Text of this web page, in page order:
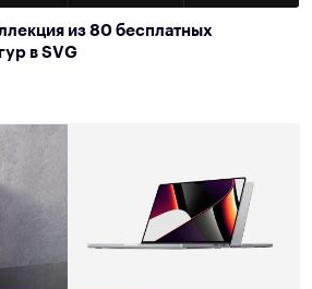
из 80 бесплатных
в SVG